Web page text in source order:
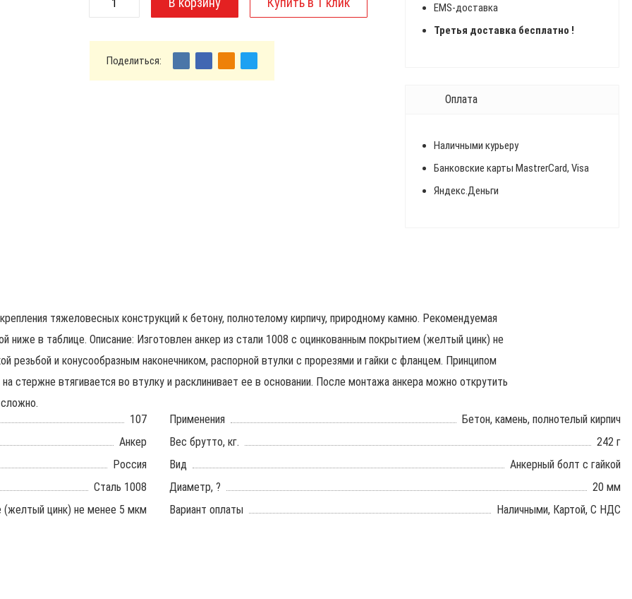
Поделиться:
EMS-доставка
Третья доставка бесплатно !
Оплата
Наличными курьеру
Банковские карты MastrerCard, Visa
Яндекс.Деньги
тяжеловесных конструкций к бетону, полнотелому кирпичу, природному камню. Рекомендуемая
ниже в таблице. Описание: Изготовлен анкер из стали 1008 с оцинкованным покрытием (желтый цинк) не
и конусообразным наконечником, распорной втулки с прорезями и гайки с фланцем. Принципом
стержне втягивается во втулку и расклинивает ее в основании. После монтажа анкера можно открутить
107 Применения
Бетон, камень, полнотелый кирпич
Анкер Вес брутто, кг.
242 г
Россия Вид
Анкерный болт с гайкой
Сталь 1008 Диаметр, ?
20 мм
(желтый цинк) не менее 5 мкм Вариант оплаты Наличными, Картой, С НДС